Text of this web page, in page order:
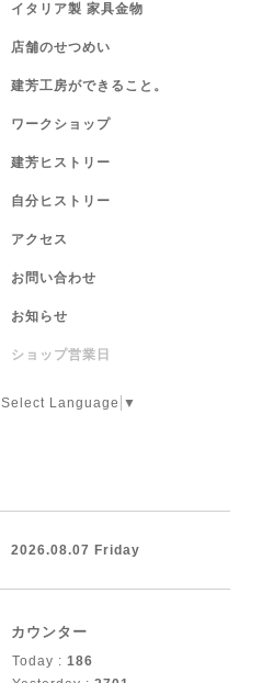
イタリア製 家具金物
店舗のせつめい
建芳工房ができること。
ワークショップ
建芳ヒストリー
自分ヒストリー
アクセス
お問い合わせ
お知らせ
ショップ営業日
Select Language ▼
2026.08.07 Friday
カウンター
Today : 186